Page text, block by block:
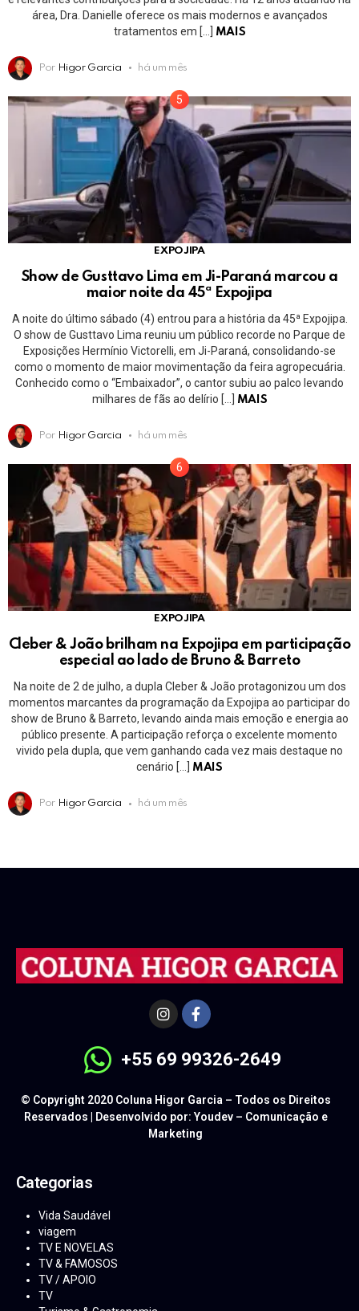
área, Dra. Danielle oferece os mais modernos e avançados
tratamentos em […] MAIS
Por Higor Garcia há um mês
EXPOJIPA
Show de Gusttavo Lima em Ji-Paraná marcou a
maior noite da 45ª Expojipa
A noite do último sábado (4) entrou para a história da 45ª Expojipa.
O show de Gusttavo Lima reuniu um público recorde no Parque de
Exposições Hermínio Victorelli, em Ji-Paraná, consolidando-se
como o momento de maior movimentação da feira agropecuária.
Conhecido como o “Embaixador”, o cantor subiu ao palco levando
milhares de fãs ao delírio […]
MAIS
Por Higor Garcia há um mês
EXPOJIPA
Cleber & João brilham na Expojipa em participação
especial ao lado de Bruno & Barreto
Na noite de 2 de julho, a dupla Cleber & João protagonizou um dos
momentos marcantes da programação da Expojipa ao participar do
show de Bruno & Barreto, levando ainda mais emoção e energia ao
público presente. A participação reforça o excelente momento
vivido pela dupla, que vem ganhando cada vez mais destaque no
cenário […]
MAIS
Por Higor Garcia há um mês
+55 69 99326-2649
© Copyright 2020 Coluna Higor Garcia – Todos os Direitos
Reservados | Desenvolvido por: Youdev – Comunicação e
Marketing
Categorias
Vida Saudável
viagem
TV E NOVELAS
TV & FAMOSOS
TV / APOIO
TV